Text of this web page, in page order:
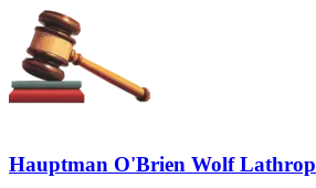
Hauptman O'Brien Wolf Lathrop